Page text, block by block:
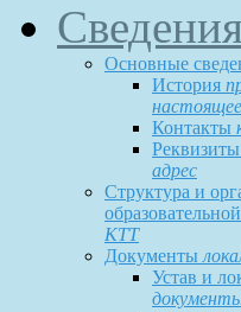
Основные
История
настоящее
Контакты
Реквизиты
адрес
Структура и
КТТ
Документы
Устав и